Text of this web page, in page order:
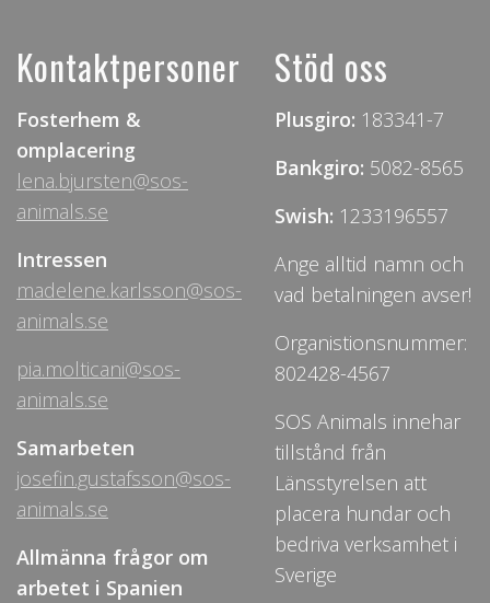
Kontaktpersoner
Fosterhem &
omplacering
lena.bjursten@sos-
animals.se
Intressen
madelene.karlsson@sos-
animals.se
pia.molticani@sos-
animals.se
Samarbeten
josefin.gustafsson@sos-
animals.se
Allmänna frågor om
arbetet i Spanien
Stöd oss
Plusgiro: 183341-7
Bankgiro: 5082-8565
Swish: 1233196557
Ange alltid namn och
vad betalningen avser!
Organistionsnummer:
802428-4567
SOS Animals innehar
tillstånd från
Länsstyrelsen att
placera hundar och
bedriva verksamhet i
Sverige